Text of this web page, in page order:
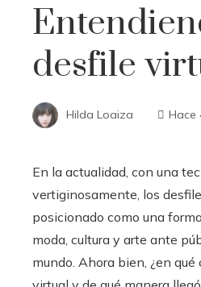
desfile
Hilda Loaiza Hace
En la actualidad, con una
vertiginosamente, los
posicionado como una
moda, cultura y arte ante
mundo. Ahora bien, ¿en